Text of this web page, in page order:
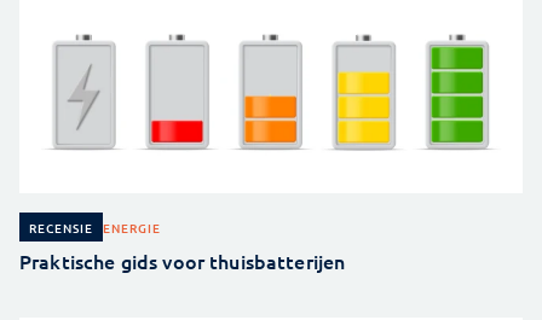
RECENSIE ENERGIE
Praktische gids voor thuisbatterijen